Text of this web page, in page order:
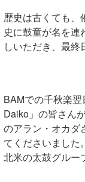
歴史は古くても、
史に鼓童が名を
しいただき、最終
BAMでの千秋楽
Daiko」の皆さん
のアラン・オカダ
てくださいました
北米の太鼓グルー